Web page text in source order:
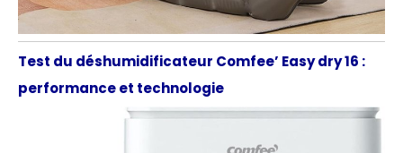
Test du déshumidificateur Comfee’ Easy dry 16 :
performance et technologie